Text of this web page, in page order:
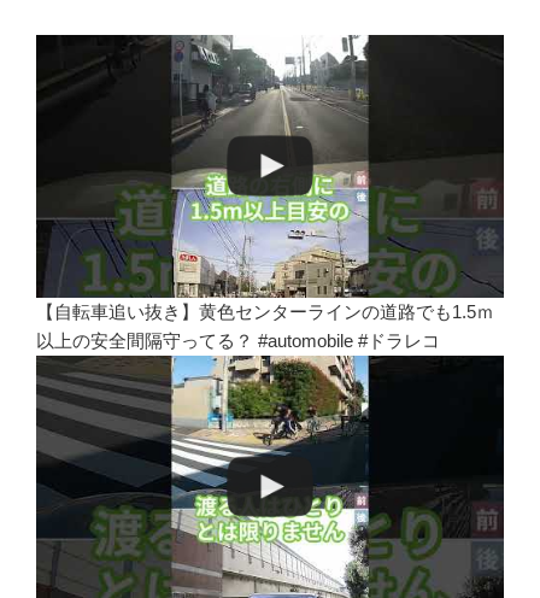
【自転車追い抜き】黄色センターラインの道路でも1.5ｍ
以上の安全間隔守ってる？ #automobile #ドラレコ